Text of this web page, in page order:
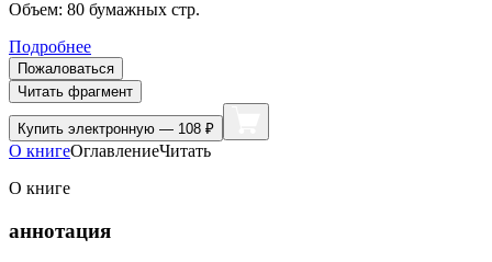
Объем: 80 бумажных стр.
Подробнее
Пожаловаться
Читать фрагмент
Купить электронную — 108 ₽
О книгеОглавлениеЧитать
О книге
аннотация